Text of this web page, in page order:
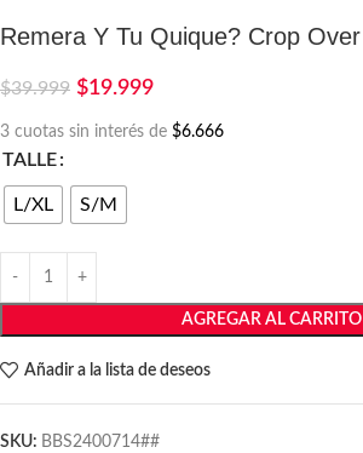
Remera Y Tu Quique? Crop Over
$39.999 $19.999
3 cuotas sin interés de $6.666
TALLE
L/XL S/M
AGREGAR AL CARRITO
Añadir a la lista de deseos
SKU: BBS2400714##